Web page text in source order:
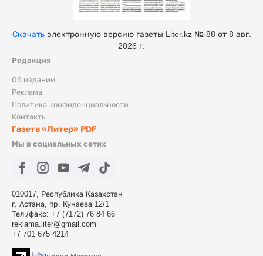
Редакция
Об издании
Реклама
Политика конфиденциальности
Контакты
Газета «Литер» PDF
Мы в социальных сетях
010017, Республика Казахстан
г. Астана, пр. Кунаева 12/1
Тел./факс: +7 (7172) 76 84 66
reklama.liter@gmail.com
+7 701 675 4214
Скачатьэлектронную версию газеты Liter.kz № 88 от 8 авг.
2026 г.